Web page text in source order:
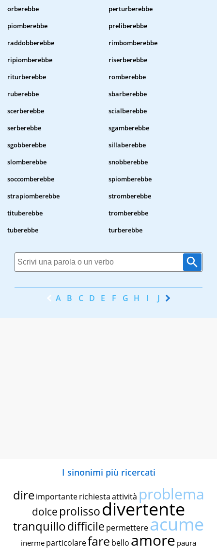
orberebbe
perturberebbe
piomberebbe
preliberebbe
raddobberebbe
rimbomberebbe
ripiomberebbe
riserberebbe
riturberebbe
romberebbe
ruberebbe
sbarberebbe
scerberebbe
scialberebbe
serberebbe
sgamberebbe
sgobberebbe
sillaberebbe
slomberebbe
snobberebbe
soccomberebbe
spiomberebbe
strapiomberebbe
stromberebbe
tituberebbe
tromberebbe
tuberebbe
turberebbe
A B C D E F G H I J K
I sinonimi più ricercati
dire importante richiestaattività problema
dolce prolissodivertente
tranquillodifficile permettereacume
inerme particolarefare bello amore paura